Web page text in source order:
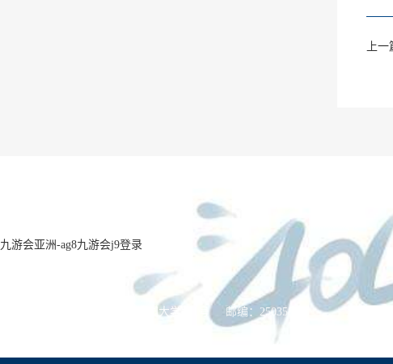
上一
九游会亚洲-ag8九游会j9登录
地址：济南市长清区大学科技园大学路1号
邮编：250358